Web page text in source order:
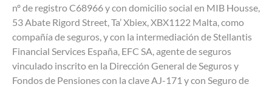
nº de registro C68966 y con domicilio social en MIB Housse,
53 Abate Rigord Street, Ta’ Xbiex, XBX1122 Malta, como
compañía de seguros, y con la intermediación de Stellantis
Financial Services España, EFC SA, agente de seguros
vinculado inscrito en la Dirección General de Seguros y
Fondos de Pensiones con la clave AJ-171 y con Seguro de